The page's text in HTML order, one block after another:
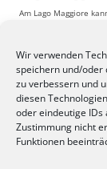
Wir verwenden
speichern und/oder
zu verbessern und
diesen
oder eindeutige IDs
Zustimmung nicht
Funktionen